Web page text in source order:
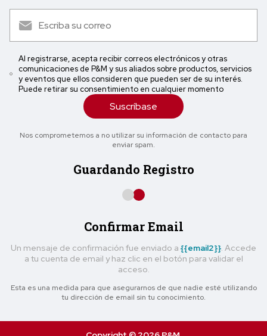
Al registrarse, acepta recibir correos electrónicos y otras
comunicaciones de P&M y sus aliados sobre productos, servicios
y eventos que ellos consideren que pueden ser de su interés.
Puede retirar su consentimiento en cualquier momento
Suscríbase
Nos comprometemos a no utilizar su información de contacto para
enviar spam.
Guardando Registro
Confirmar Email
Un mensaje de confirmación fue enviado a {{email2}} . Accede
a tu cuenta de email y haz clic en el botón para validar el
acceso.
Esta es una medida para que asegurarnos de que nadie esté utilizando
tu dirección de email sin tu conocimiento.